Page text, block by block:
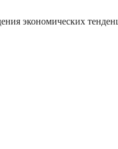
экономических